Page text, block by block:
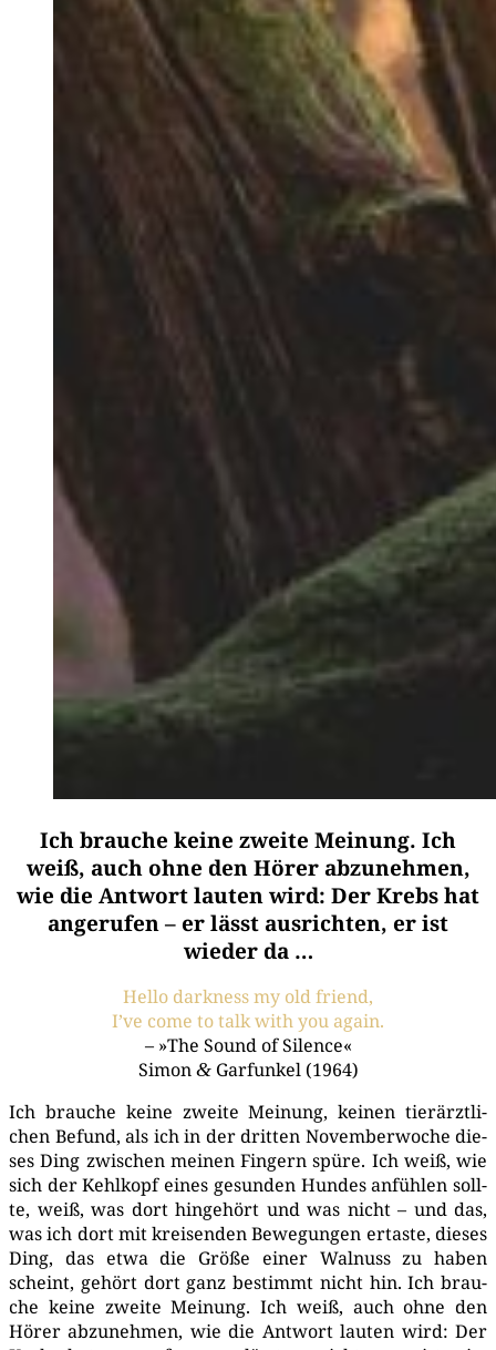
Ich brauche keine zweite Meinung. Ich
weiß, auch ohne den Hörer abzunehmen,
wie die Antwort lauten wird: Der Krebs hat
angerufen – er lässt ausrichten, er ist
wieder da …
Hel­lo dark­ness my old friend,
I’ve come to talk with you again.
– »The Sound of Silence«
Simon &Gar­fun­kel (1964)
Ich brau­che kei­ne zwei­te Mei­nung, kei­nen tier­ärzt­li­
chen Befund, als ich in der drit­ten Novem­ber­wo­che die­
ses Ding zwi­schen mei­nen Fin­gern spü­re. Ich weiß, wie
sich der Kehl­kopf eines gesun­den Hun­des anfüh­len soll­
te, weiß, was dort hin­ge­hört und was nicht – und das,
was ich dort mit krei­sen­den Bewe­gun­gen ertas­te, die­ses
Ding, das etwa die Grö­ße einer Wal­nuss zu haben
scheint, gehört dort ganz bestimmt nicht hin. Ich brau­
che kei­ne zwei­te Mei­nung. Ich weiß, auch ohne den
Hörer abzu­neh­men, wie die Ant­wort lau­ten wird: Der